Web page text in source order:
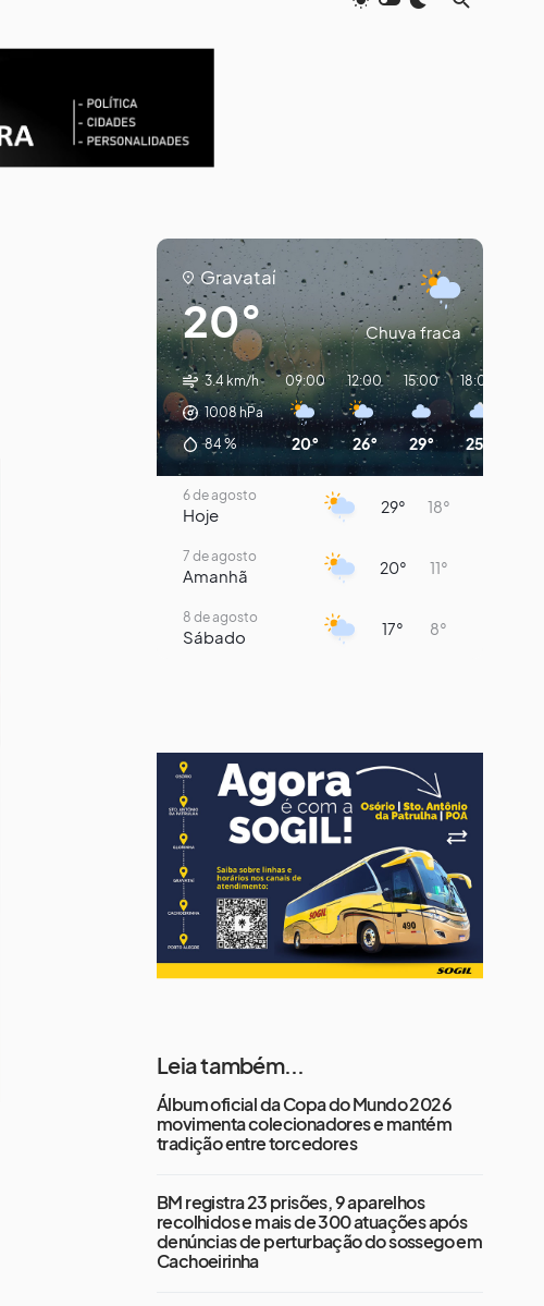
Gravataí
20° Chuva fraca
3.4 km/h
1008 hPa
84 %
09:00
20°
12:00
26°
15:00
29°
18:00
25°
6 de agosto
Hoje 29° 18°
7 de agosto
Amanhã 20° 11°
8 de agosto
Sábado 17° 8°
Segunda-Feira 13° 8°
11 de agosto
Terça-Feira 15° 8°
12 de agosto
Quarta-Feira 15° 8°
Leia também...
Álbum oficial da Copa do Mundo 2026
movimenta colecionadores e mantém
tradição entre torcedores
BM registra 23 prisões, 9 aparelhos
recolhidos e mais de 300 atuações após
denúncias de perturbação do sossego em
Cachoeirinha